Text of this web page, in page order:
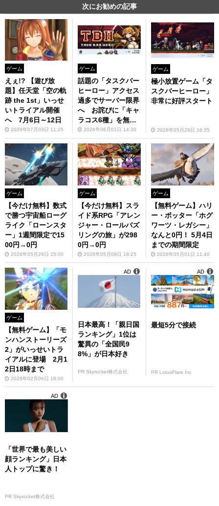
次にお勧めの記事
ゲーム
えぇ!? 【遊び放
題】任天堂「空の軌
跡 the 1st」いっせ
いトライアル開催
へ 7月6日～12日
2026年07月03日 11:25
ゲーム
話題の「タスクバー
ヒーロー」アクセス
過多でサーバー限界
へ お詫びに「キャ
ラコス6種」を無料
配布2026年06月01日 14:30
ゲーム
極小放置ゲーム「タ
スクバーヒーロー」
非常に好評スタート
2026年05月29日 16:35
ゲーム
【今だけ無料】数式
で勝つ宇宙船ローグ
ライク「ローンスタ
ー」1週間限定で15
00円→0円
2026年05月29日 15:00
ゲーム
【今だけ無料】スラ
イド系RPG「アレン
ジャー・ロールパズ
リングの旅」が298
0円→0円
2026年05月08日 18:25
ゲーム
【無料ゲーム】ハリ
ー・ポッター「ホグ
ワーツ・レガシー」
なんと0円！ 5月4日
までの期間限定
2026年05月01日 11:40
ゲーム
【無料ゲーム】「モ
ンハンストーリーズ
2」がいっせいトラ
イアルに登場 2月1
2日18時まで
2026年02月06日 18:00
日本最高！「親日国
ランキング」1位は
驚異の「全国民9
8%」が日本好き
PR Skyrocket株式会社
AD
最短5分で接続
PR LotusFlare Inc
AD
「世界で最も美しい
顔ランキング」日本
人トップに驚き！
PR Skyrocket株式会社
AD